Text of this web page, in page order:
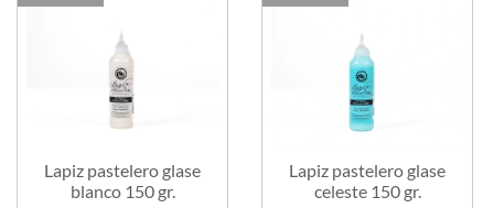
Lapiz pastelero glase
blanco 150 gr.
Lapiz pastelero glase
celeste 150 gr.